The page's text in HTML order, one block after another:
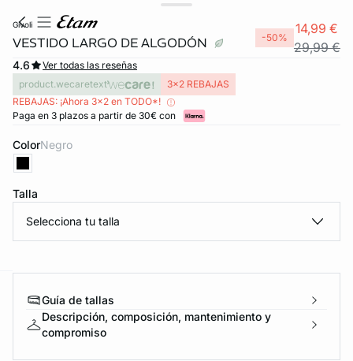
givoli
VESTIDO LARGO DE ALGODÓN -50%
14,99 €
29,99 €
4.6
Ver todas las reseñas
product.wecaretext
3x2 REBAJAS
REBAJAS: ¡Ahora 3x2 en TODO*!
Paga en 3 plazos a partir de 30€ con
Color negro
Talla
Selecciona tu talla
Guía de tallas
Descripción, composición, mantenimiento y
compromiso